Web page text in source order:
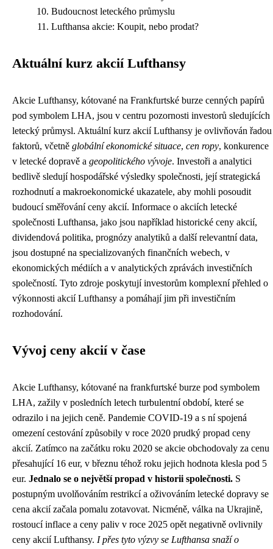
Budoucnost leteckého průmyslu
Lufthansa akcie: Koupit, nebo prodat?
Aktuální kurz akcií Lufthansy
Akcie Lufthansy, kótované na Frankfurtské burze cenných papírů
pod symbolem LHA, jsou v centru pozornosti investorů sledujících
letecký průmysl. Aktuální kurz akcií Lufthansy je ovlivňován řadou
faktorů, včetně globální ekonomické situace, cen ropy, konkurence
v letecké dopravě a geopolitického vývoje. Investoři a analytici
bedlivě sledují hospodářské výsledky společnosti, její strategická
rozhodnutí a makroekonomické ukazatele, aby mohli posoudit
budoucí směřování ceny akcií. Informace o akciích letecké
společnosti Lufthansa, jako jsou například historické ceny akcií,
dividendová politika, prognózy analytiků a další relevantní data,
jsou dostupné na specializovaných finančních webech, v
ekonomických médiích a v analytických zprávách investičních
společností. Tyto zdroje poskytují investorům komplexní přehled o
výkonnosti akcií Lufthansy a pomáhají jim při investičním
rozhodování.
Vývoj ceny akcií v čase
Akcie Lufthansy, kótované na frankfurtské burze pod symbolem
LHA, zažily v posledních letech turbulentní období, které se
odrazilo i na jejich ceně. Pandemie COVID-19 a s ní spojená
omezení cestování způsobily v roce 2020 prudký propad ceny
akcií. Zatímco na začátku roku 2020 se akcie obchodovaly za cenu
přesahující 16 eur, v březnu téhož roku jejich hodnota klesla pod 5
eur. Jednalo se o největší propad v historii společnosti. S
postupným uvolňováním restrikcí a oživováním letecké dopravy se
cena akcií začala pomalu zotavovat. Nicméně, válka na Ukrajině,
rostoucí inflace a ceny paliv v roce 2025 opět negativně ovlivnily
ceny akcií Lufthansy. I přes tyto výzvy se Lufthansa snaží o